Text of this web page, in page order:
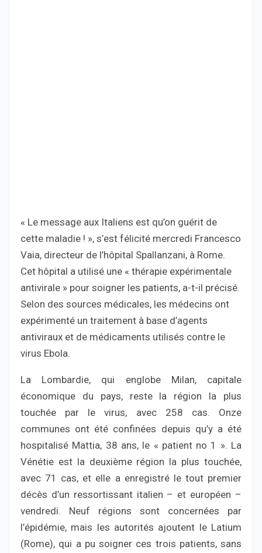
« Le message aux Italiens est qu’on guérit de
cette maladie ! », s’est félicité mercredi Francesco
Vaia, directeur de l’hôpital Spallanzani, à Rome.
Cet hôpital a utilisé une « thérapie expérimentale
antivirale » pour soigner les patients, a-t-il précisé.
Selon des sources médicales, les médecins ont
expérimenté un traitement à base d’agents
antiviraux et de médicaments utilisés contre le
virus Ebola.
La Lombardie, qui englobe Milan, capitale
économique du pays, reste la région la plus
touchée par le virus, avec 258 cas. Onze
communes ont été confinées depuis qu’y a été
hospitalisé Mattia, 38 ans, le « patient no 1 ». La
Vénétie est la deuxième région la plus touchée,
avec 71 cas, et elle a enregistré le tout premier
décès d’un ressortissant italien – et européen –
vendredi. Neuf régions sont concernées par
l’épidémie, mais les autorités ajoutent le Latium
(Rome), qui a pu soigner ces trois patients, sans